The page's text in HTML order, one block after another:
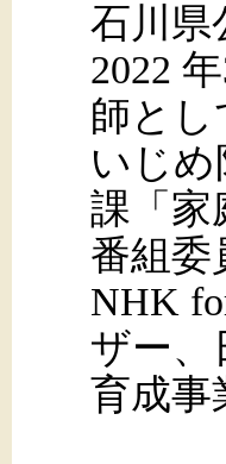
石川県
2022
師とし
いじめ
課「家
番組委
NHK
ザー、
育成事